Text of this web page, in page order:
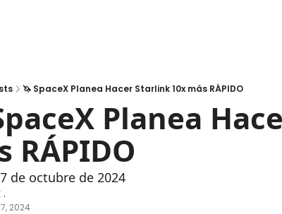
🦄 SpaceX Planea Hacer Starlink 10x más RÁPIDO
Planea
RÁPIDO
de octubre de 2024
.
2024